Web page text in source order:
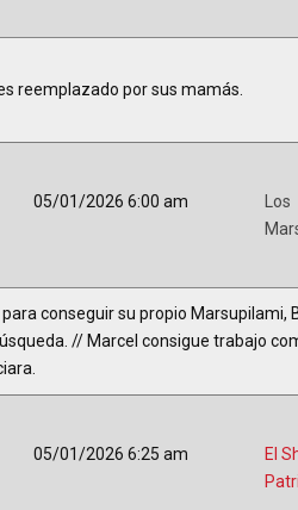
reemplazado por sus mamás.
05/01/2026 6:00 am
Los
para conseguir su propio
// Marcel consigue trabajo
05/01/2026 6:25 am
El